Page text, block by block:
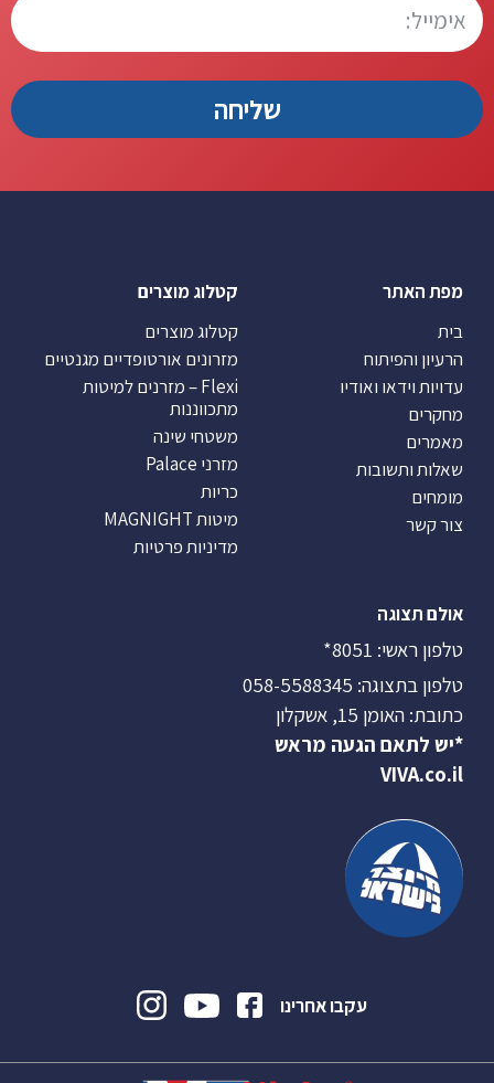
מפת האתר
בית
הרעיון והפיתוח
עדויות וידאו ואודיו
מחקרים
מאמרים
שאלות ותשובות
מומחים
צור קשר
קטלוג מוצרים
קטלוג מוצרים
מזרונים אורטופדיים מגנטיים
Flexi – מזרנים למיטות
מתכווננות
משטחי שינה
מזרני Palace
כריות
מיטות MAGNIGHT
מדיניות פרטיות
אולם תצוגה
טלפון ראשי: 8051*
טלפון בתצוגה: 058-5588345
כתובת: האומן 15, אשקלון
*יש לתאם הגעה מראש
VIVA.co.il
עקבו אחרינו